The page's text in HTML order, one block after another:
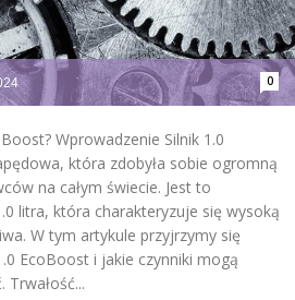
0
Wprowadzenie Silnik 1.0
która zdobyła sobie ogromną
na całym świecie. Jest to
litra, która charakteryzuje się wysoką
W tym artykule przyjrzymy się
EcoBoost i jakie czynniki mogą
Trwałość...